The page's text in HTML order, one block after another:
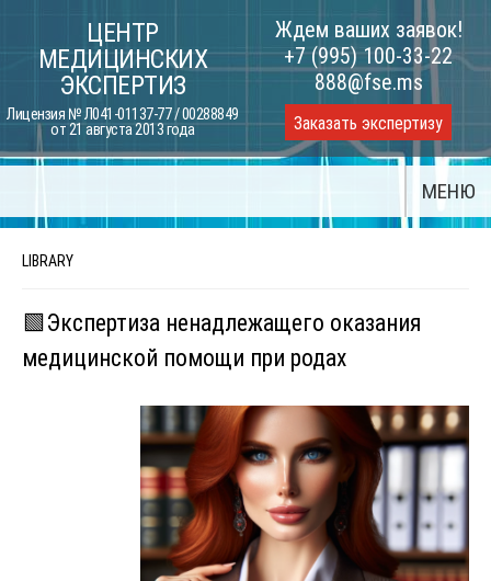
content
ЦЕНТР
МЕДИЦИНСКИХ
ЭКСПЕРТИЗ
Лицензия № Л041-01137-77 / 00288849
от 21 августа 2013 года
Ждем ваших заявок!
+7 (995) 100-33-22
888@fse.ms
Заказать экспертизу
МЕНЮ
LIBRARY
🟩Экспертиза ненадлежащего оказания
медицинской помощи при родах